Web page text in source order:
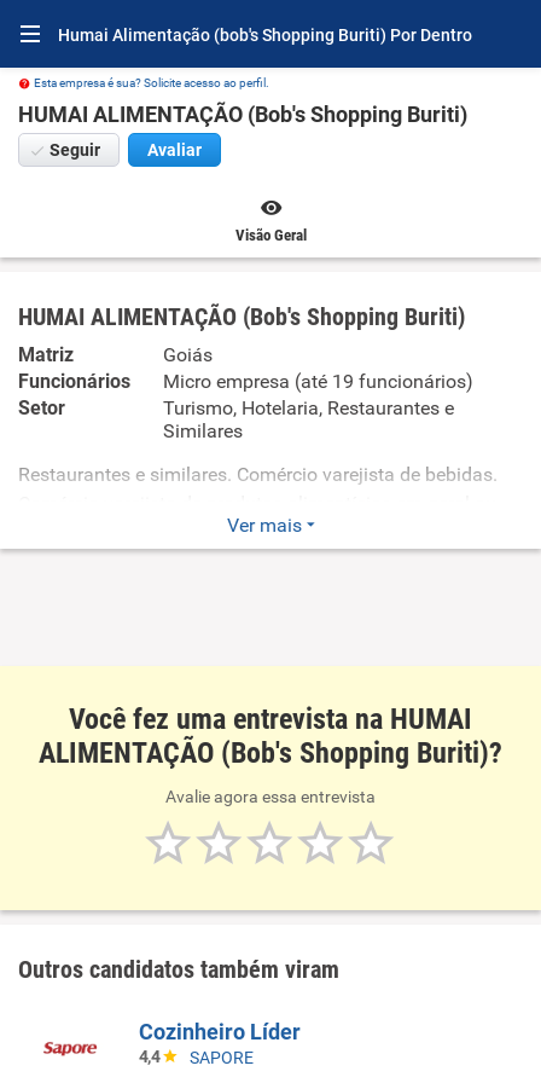
Humai Alimentação (bob's Shopping Buriti) Por Dentro
Esta empresa é sua? Solicite acesso ao perfil.
HUMAI ALIMENTAÇÃO (Bob's Shopping Buriti)
Seguir Avaliar
Visão Geral
HUMAI ALIMENTAÇÃO (Bob's Shopping Buriti)
Matriz
Goiás
Funcionários
Micro empresa (até 19 funcionários)
Setor
Turismo, Hotelaria, Restaurantes e
Similares
Restaurantes e similares. Comércio varejista de bebidas.
especializado em produtos alimentícios não especificados
Ver mais
Você fez uma entrevista na HUMAI
ALIMENTAÇÃO (Bob's Shopping Buriti)?
Avalie agora essa entrevista
Outros candidatos também viram
Cozinheiro Líder
4,4 SAPORE